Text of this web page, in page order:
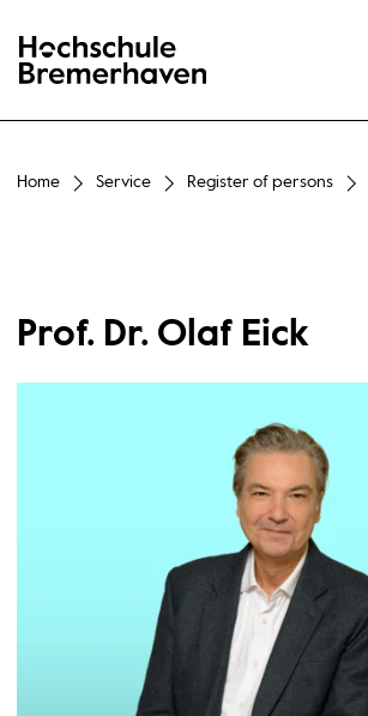
Hochschule Bremerhaven
Home Service Register of persons
Prof. Dr. Olaf Eick